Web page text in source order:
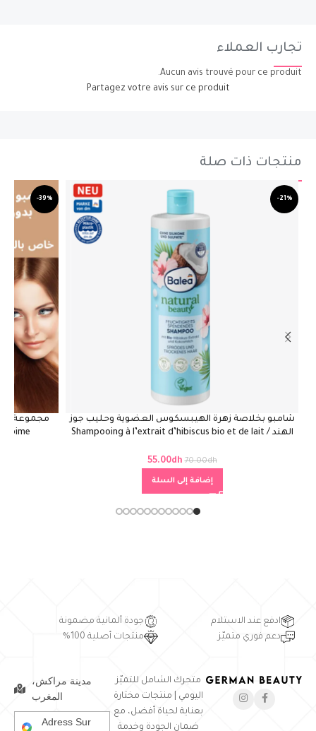
تجارب العملاء
Aucun avis trouvé pour ce produit.
Partagez votre avis sur ce produit
منتجات ذات صلة
-21%
شامبو بخلاصة زهرة الهيبسكوس العضوية وحليب جوز
الهند / Shampooing à l’extrait d’hibiscus bio et de lait
70.00dh
55.00dh
إضافة إلى السلة
-39%
Abime
ادفع عند الاستلام
جودة ألمانية مضمونة
دعم فوري متميّز
منتجات أصلية 100%
متجرك الشامل للتميّز
اليومي | منتجات مختارة
بعناية لحياة أفضل، مع
ضمان الجودة وخدمة
مدينة مراكش،
المغرب
Adress Sur